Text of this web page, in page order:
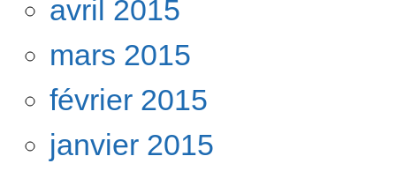
avril 2015
mars 2015
février 2015
janvier 2015